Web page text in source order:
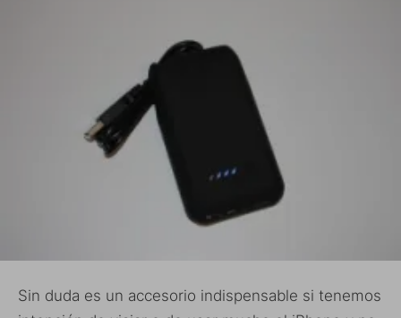
Sin duda es un accesorio indispensable si tenemos